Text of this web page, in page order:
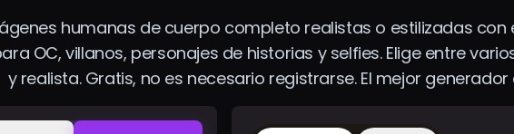
humanas de cuerpo completo realistas o estilizadas
OC, villanos, personajes de historias y selfies. Elige entre
y realista. Gratis, no es necesario registrarse. El mejor